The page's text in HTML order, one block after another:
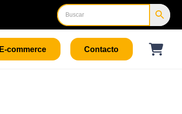
E-commerce Contacto